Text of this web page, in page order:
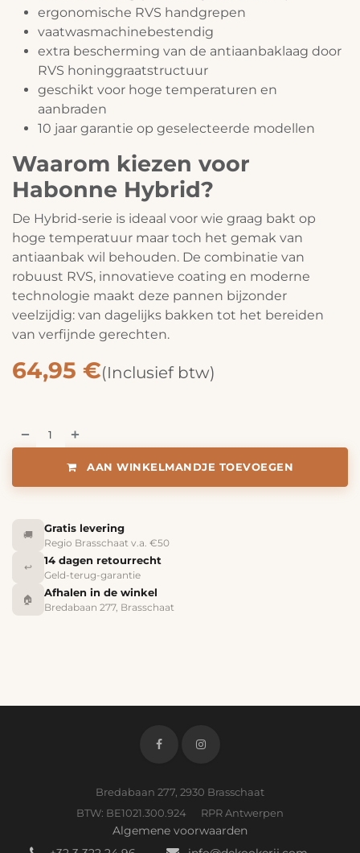
ergonomische RVS handgrepen
vaatwasmachinebestendig
extra bescherming van de antiaanbaklaag door
RVS honinggraatstructuur
geschikt voor hoge temperaturen en
aanbraden
10 jaar garantie op geselecteerde modellen
Waarom kiezen voor
Habonne Hybrid?
De Hybrid-serie is ideaal voor wie graag bakt op
hoge temperatuur maar toch het gemak van
antiaanbak wil behouden. De combinatie van
robuust RVS, innovatieve coating en moderne
technologie maakt deze pannen bijzonder
veelzijdig: van dagelijks bakken tot het bereiden
van verfijnde gerechten.
64,95 €(Inclusief btw)
AAN WINKELMANDJE TOEVOEGEN
🚚
Gratis levering
Regio Brasschaat v.a. €50
↩️
14 dagen retourrecht
Geld-terug-garantie
🏠
Afhalen in de winkel
Bredabaan 277, Brasschaat
Bredabaan 277, 2930 Brasschaat
BTW: BE1021.300.924 RPR Antwerpen
Algemene voorwaarden